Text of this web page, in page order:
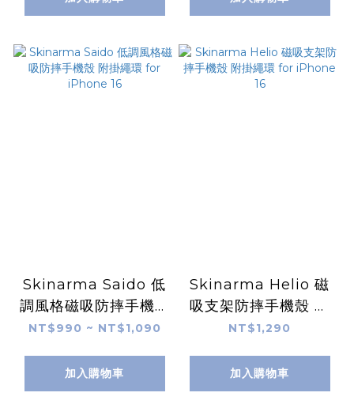
Skinarma Saido 低
調風格磁吸防摔手機殼
附掛繩環 for iPhone
NT$990 ~ NT$1,090
加入購物車
Skinarma Helio 磁
吸支架防摔手機殼 附
掛繩環 for iPhone
NT$1,290
加入購物車